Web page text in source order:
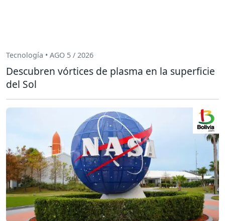
Tecnología • AGO 5 / 2026
Descubren vórtices de plasma en la superficie
del Sol